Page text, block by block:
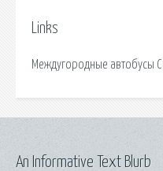
Links
Междугородные автобусы
An Informative Text Blurb